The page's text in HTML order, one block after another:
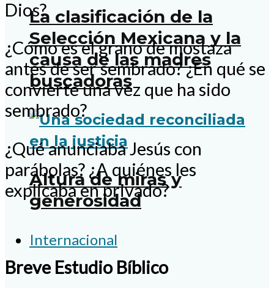
La clasificación de la
Selección Mexicana y la
causa de las madres
buscadoras
Altura de miras y
generosidad
Internacional
Dios?
¿Cómo es el grano de mostaza
antes de ser sembrado? ¿En qué se
convierte una vez que ha sido
sembrado?
¿Qué anunciaba Jesús con
parábolas? ¿A quiénes les
explicaba en privado?
Breve Estudio Bíblico